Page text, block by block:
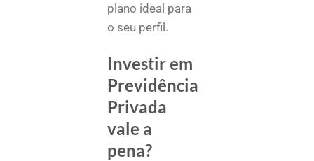
plano ideal para
o seu perfil.
Investir em
Previdência
Privada
vale a
pena?